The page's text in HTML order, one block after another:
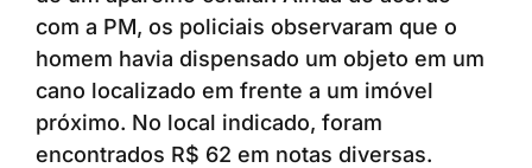
com a PM, os policiais observaram que o
homem havia dispensado um objeto em um
cano localizado em frente a um imóvel
próximo. No local indicado, foram
encontrados R$ 62 em notas diversas.